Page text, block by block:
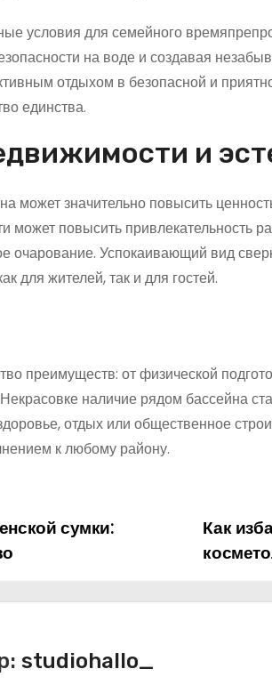
условия для семейного
на воде и создавая
отдыхом в безопасной и
единства.
и
может значительно повысить
может повысить привлекательность
очарование. Успокаивающий вид
для жителей, так и для гостей.
преимуществ: от физической
наличие рядом бассейна
отдых или общественное
к любому району.
Как
сумки:
studiohallo_